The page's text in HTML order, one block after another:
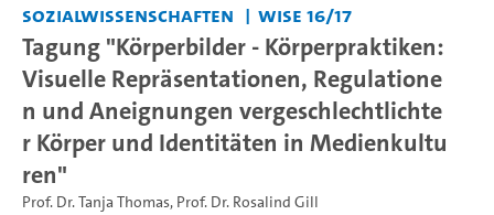
Sozialwissenschaften WiSe 16/17
Tagung "Körperbilder - Körperpraktiken:
Visuelle Repräsentationen, Regulatione
n und Aneignungen vergeschlechtlichte
r Körper und Identitäten in Medienkultu
ren"
Prof. Dr. Tanja Thomas, Prof. Dr. Rosalind Gill